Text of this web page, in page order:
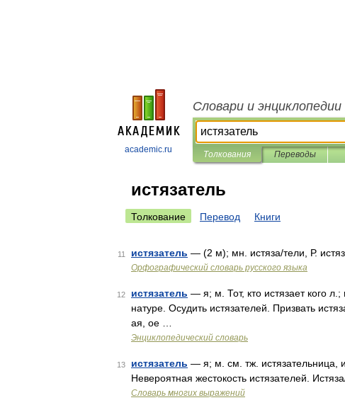
academic.ru
Словари и
Толкования Переводы
истязатель
Толкование Перевод Книги
11 истязатель — (2 м); мн. истяза/тели, Р.
Орфографический словарь русского языка
12 истязатель — я; м. Тот, кто истязает кого
натуре. Осудить истязателей. Призвать
ая, ое …
Энциклопедический словарь
13 истязатель — я; м. см. тж. истязательница,
Невероятная жестокость истязателей.
Словарь многих выражений